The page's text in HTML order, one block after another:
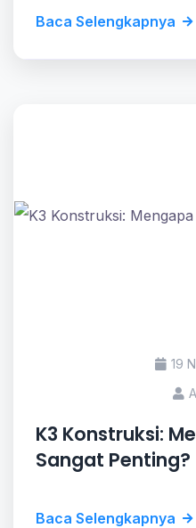
Baca Selengkapnya
19
K3 Konstruksi:
Sangat Penting?
Baca Selengkapnya